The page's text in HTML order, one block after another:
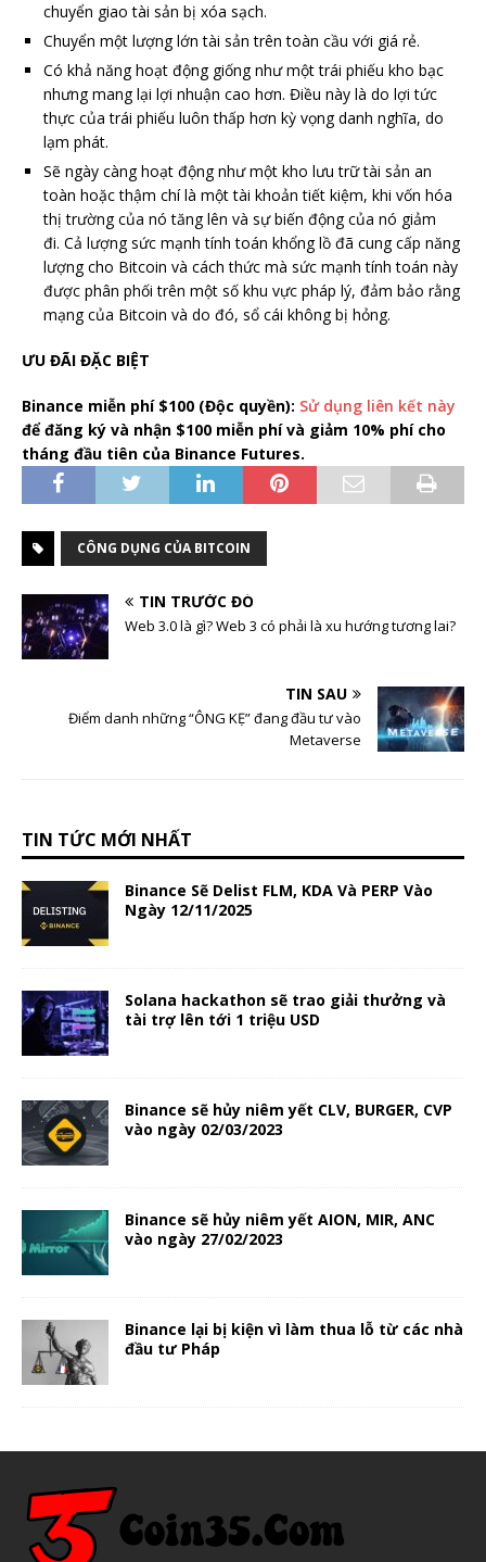
chuyển giao tài sản bị xóa sạch.
Chuyển một lượng lớn tài sản trên toàn cầu với giá rẻ.
Có khả năng hoạt động giống như một trái phiếu kho bạc
nhưng mang lại lợi nhuận cao hơn. Điều này là do lợi tức
thực của trái phiếu luôn thấp hơn kỳ vọng danh nghĩa, do
lạm phát.
Sẽ ngày càng hoạt động như một kho lưu trữ tài sản an
toàn hoặc thậm chí là một tài khoản tiết kiệm, khi vốn hóa
thị trường của nó tăng lên và sự biến động của nó giảm
đi. Cả lượng sức mạnh tính toán khổng lồ đã cung cấp năng
lượng cho Bitcoin và cách thức mà sức mạnh tính toán này
được phân phối trên một số khu vực pháp lý, đảm bảo rằng
mạng của Bitcoin và do đó, sổ cái không bị hỏng.
ƯU ĐÃI ĐẶC BIỆT
Binance miễn phí $100 (Độc quyền): Sử dụng liên kết này
để đăng ký và nhận $100 miễn phí và giảm 10% phí cho
tháng đầu tiên của Binance Futures.
CÔNG DỤNG CỦA BITCOIN
TIN TRƯỚC ĐÓ
Web 3.0 là gì? Web 3 có phải là xu hướng tương lai?
TIN SAU
Điểm danh những “ÔNG KẸ” đang đầu tư vào
Metaverse
TIN TỨC MỚI NHẤT
Binance Sẽ Delist FLM, KDA Và PERP Vào
Ngày 12/11/2025
Solana hackathon sẽ trao giải thưởng và
tài trợ lên tới 1 triệu USD
Binance sẽ hủy niêm yết CLV, BURGER, CVP
vào ngày 02/03/2023
Binance sẽ hủy niêm yết AION, MIR, ANC
vào ngày 27/02/2023
Binance lại bị kiện vì làm thua lỗ từ các nhà
đầu tư Pháp